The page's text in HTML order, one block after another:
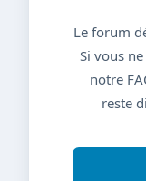
Le forum
Si vous
notre
reste